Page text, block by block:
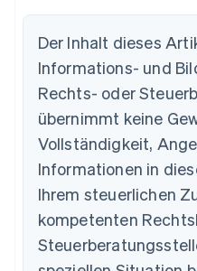
Der Inhalt dieses
Informations- und
Rechts- oder
übernimmt keine
Vollständigkeit,
Informationen in
Ihrem steuerlichen
kompetenten
Australien
English
Belgien
Brasilien
PortuguêsEnglish
Bulgarien
English
Dänemark
English